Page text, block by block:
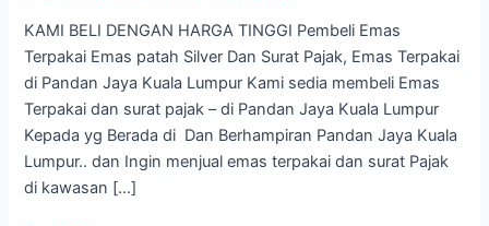
KAMI BELI DENGAN HARGA TINGGI Pembeli Emas
Terpakai Emas patah Silver Dan Surat Pajak, Emas Terpakai
di Pandan Jaya Kuala Lumpur Kami sedia membeli Emas
Terpakai dan surat pajak – di Pandan Jaya Kuala Lumpur
Kepada yg Berada di Dan Berhampiran Pandan Jaya Kuala
Lumpur.. dan Ingin menjual emas terpakai dan surat Pajak
di kawasan […]
Surat
Pajak,
Emas
Terpakai
di
Pandan
Jaya